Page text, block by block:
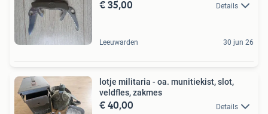
€ 35,00 Details
Leeuwarden 30 jun 26
lotje militaria - oa. munitiekist, slot,
veldfles, zakmes
€ 40,00 Details